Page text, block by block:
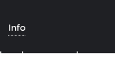
Info
reservados.